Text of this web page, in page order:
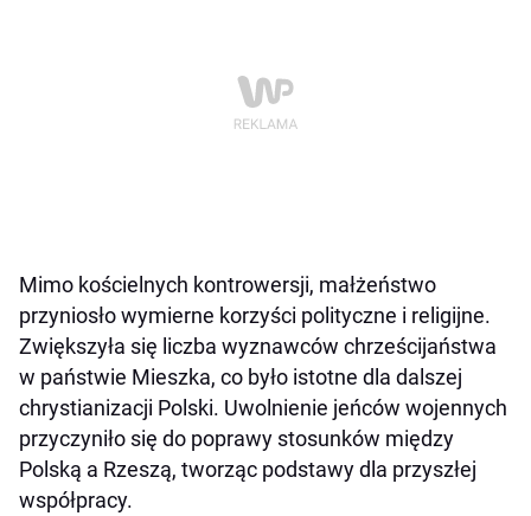
Mimo kościelnych kontrowersji, małżeństwo
przyniosło wymierne korzyści polityczne i religijne.
Zwiększyła się liczba wyznawców chrześcijaństwa
w państwie Mieszka, co było istotne dla dalszej
chrystianizacji Polski. Uwolnienie jeńców wojennych
przyczyniło się do poprawy stosunków między
Polską a Rzeszą, tworząc podstawy dla przyszłej
współpracy.